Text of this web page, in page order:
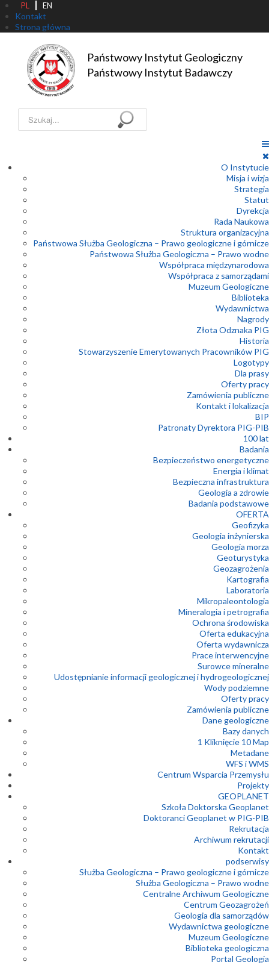
PL EN
Kontakt
Strona główna
Państwowy Instytut Geologiczny
Państwowy Instytut Badawczy
Szukaj...
O Instytucie
Misja i wizja
Strategia
Statut
Dyrekcja
Rada Naukowa
Struktura organizacyjna
Państwowa Służba Geologiczna – Prawo geologiczne i górnicze
Państwowa Służba Geologiczna – Prawo wodne
Współpraca międzynarodowa
Współpraca z samorządami
Muzeum Geologiczne
Biblioteka
Wydawnictwa
Nagrody
Złota Odznaka PIG
Historia
Stowarzyszenie Emerytowanych Pracowników PIG
Logotypy
Dla prasy
Oferty pracy
Zamówienia publiczne
Kontakt i lokalizacja
BIP
Patronaty Dyrektora PIG-PIB
100 lat
Badania
Bezpieczeństwo energetyczne
Energia i klimat
Bezpieczna infrastruktura
Geologia a zdrowie
Badania podstawowe
OFERTA
Geofizyka
Geologia inżynierska
Geologia morza
Geoturystyka
Geozagrożenia
Kartografia
Laboratoria
Mikropaleontologia
Mineralogia i petrografia
Ochrona środowiska
Oferta edukacyjna
Oferta wydawnicza
Prace interwencyjne
Surowce mineralne
Udostępnianie informacji geologicznej i hydrogeologicznej
Wody podziemne
Oferty pracy
Zamówienia publiczne
Dane geologiczne
Bazy danych
1 Kliknięcie 10 Map
Metadane
WFS i WMS
Centrum Wsparcia Przemysłu
Projekty
GEOPLANET
Szkoła Doktorska Geoplanet
Doktoranci Geoplanet w PIG-PIB
Rekrutacja
Archiwum rekrutacji
Kontakt
podserwisy
Służba Geologiczna – Prawo geologiczne i górnicze
Służba Geologiczna – Prawo wodne
Centralne Archiwum Geologiczne
Centrum Geozagrożeń
Geologia dla samorządów
Wydawnictwa geologiczne
Muzeum Geologiczne
Biblioteka geologiczna
Portal Geologia